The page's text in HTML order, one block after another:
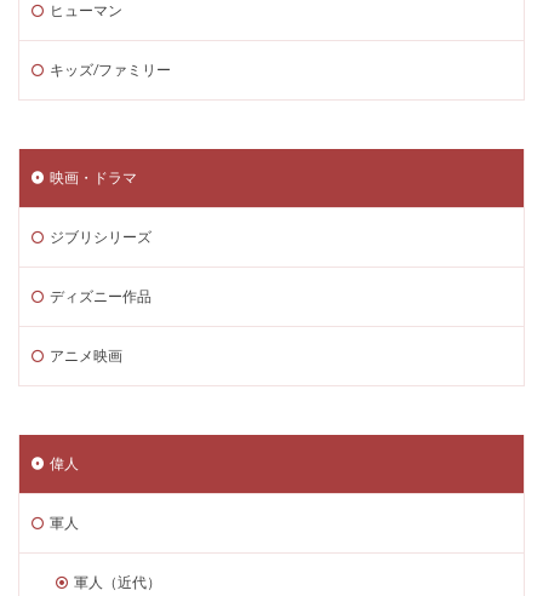
ヒューマン
キッズ/ファミリー
映画・ドラマ
ジブリシリーズ
ディズニー作品
アニメ映画
偉人
軍人
軍人（近代）